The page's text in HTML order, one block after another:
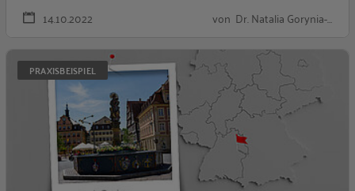
14.10.2022 von Dr. Natalia Gorynia-…
PRAXISBEISPIEL